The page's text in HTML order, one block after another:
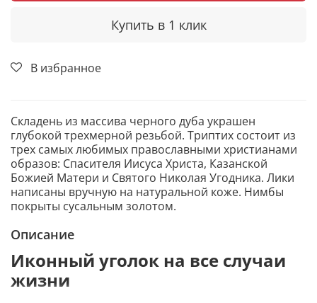
Купить в 1 клик
В избранное
Складень из массива черного дуба украшен
глубокой трехмерной резьбой. Триптих состоит из
трех самых любимых православными христианами
образов: Спасителя Иисуса Христа, Казанской
Божией Матери и Святого Николая Угодника. Лики
написаны вручную на натуральной коже. Нимбы
покрыты сусальным золотом.
Описание
Иконный уголок на все случаи
жизни